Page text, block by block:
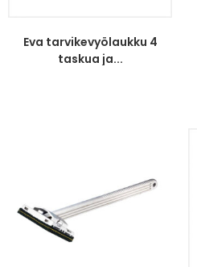
Eva tarvikevyölaukku 4
taskua ja...